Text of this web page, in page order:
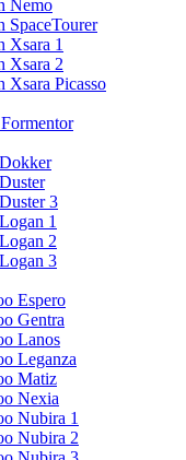
Nemo
SpaceTourer
Xsara 1
Xsara 2
Picasso
3
1
2
3
Espero
Gentra
Lanos
Leganza
Matiz
Nexia
Nubira 1
Nubira 2